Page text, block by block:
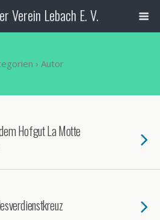
Verein Lebach E. V.
› Autor
Hofgut La Motte